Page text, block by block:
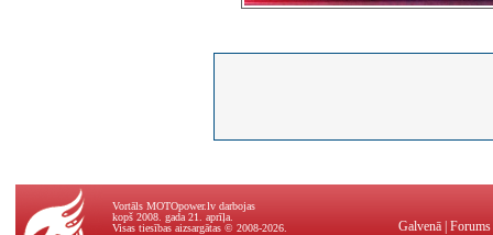
Vortāls MOTOpower.lv darbojas
kopš 2008. gada 21. aprīļa.
Visas tiesības aizsargātas © 2008-2026.
Galvenā Forums